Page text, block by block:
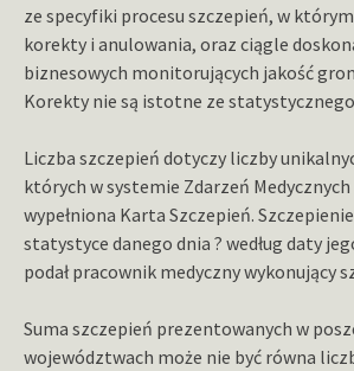
ze specyfiki procesu szczepień, w
korekty i anulowania, oraz ciągle
biznesowych monitorujących jakość
Korekty nie są istotne ze
Liczba szczepień dotyczy liczby
których w systemie Zdarzeń Medycznych
wypełniona Karta Szczepień.
statystyce danego dnia ? według daty
podał pracownik medyczny wykonujący
Suma szczepień prezentowanych w
województwach może nie być równa